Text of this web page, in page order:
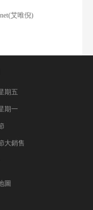
艾唯倪)
期五
期一
大銷售
圖